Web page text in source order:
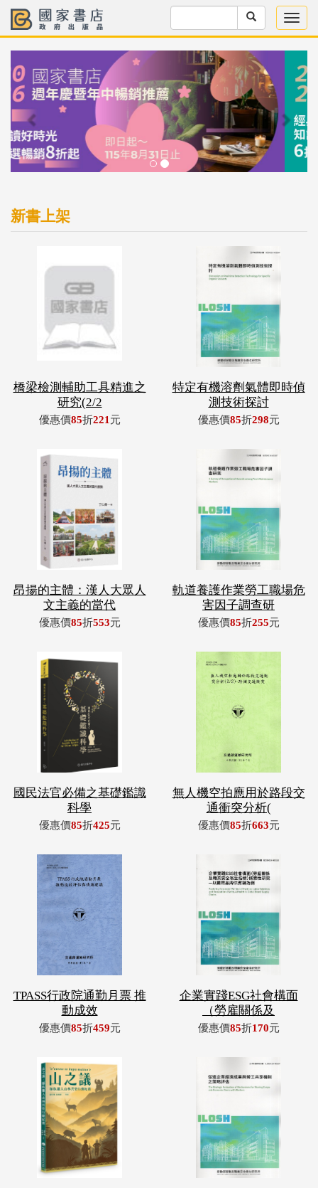
新書上架
橋梁檢測輔助工具精進之
研究(2/2
優惠價85折221 元
特定有機溶劑氣體即時偵
測技術探討
優惠價85折298元
昂揚的主體：漢人大眾人
文主義的當代
優惠價85折553元
軌道養護作業勞工職場危
害因子調查研
優惠價85折255元
國民法官必備之基礎鑑識
科學
優惠價85折425元
無人機空拍應用於路段交
通衝突分析(
優惠價85折663元
TPASS行政院通勤月票 推
動成效
優惠價85折459元
企業實踐ESG社會構面
（勞雇關係及
優惠價85折170元